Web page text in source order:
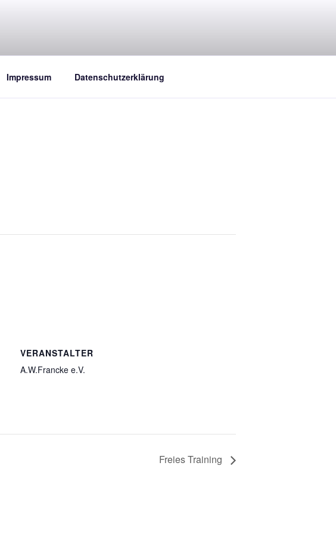
Impressum Datenschutzerklärung
VERANSTALTER
A.W.Francke e.V.
Freies Training